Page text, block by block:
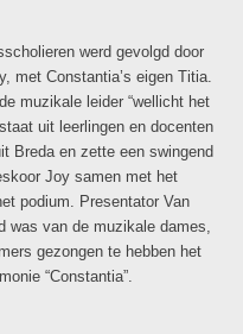
werd gevolgd door
met Constantia’s eigen Titia.
muzikale leider “wellicht het
uit leerlingen en docenten
Breda en zette een swingend
Joy samen met het
podium. Presentator Van
was van de muzikale dames,
gezongen te hebben het
“Constantia”.